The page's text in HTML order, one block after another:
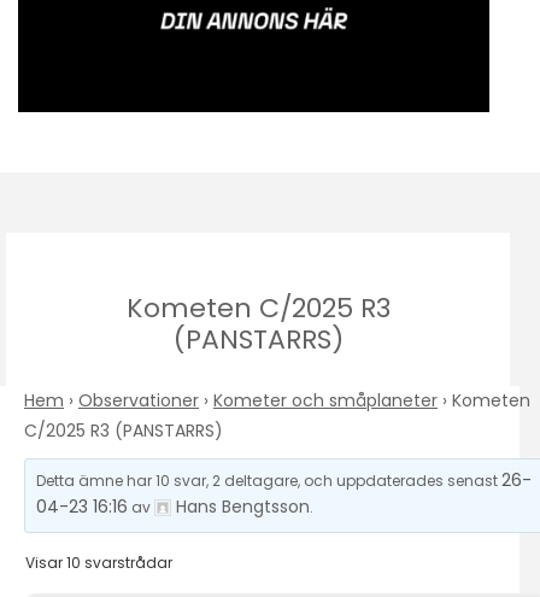
Kometen C/2025 R3
(PANSTARRS)
Hem › Observationer › Kometer och småplaneter › Kometen
C/2025 R3 (PANSTARRS)
Detta ämne har 10 svar, 2 deltagare, och uppdaterades senast26-
04-23 16:16 av Hans Bengtsson.
Visar 10 svarstrådar